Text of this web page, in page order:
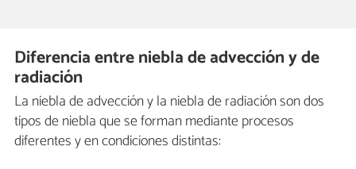
Diferencia entre niebla de advección y de
radiación
La niebla de advección y la niebla de radiación son dos
tipos de niebla que se forman mediante procesos
diferentes y en condiciones distintas: